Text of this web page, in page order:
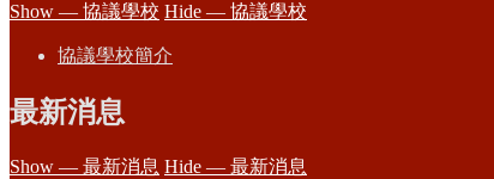
Show — 協議學校 Hide — 協議學校
協議學校簡介
最新消息
Show — 最新消息 Hide — 最新消息